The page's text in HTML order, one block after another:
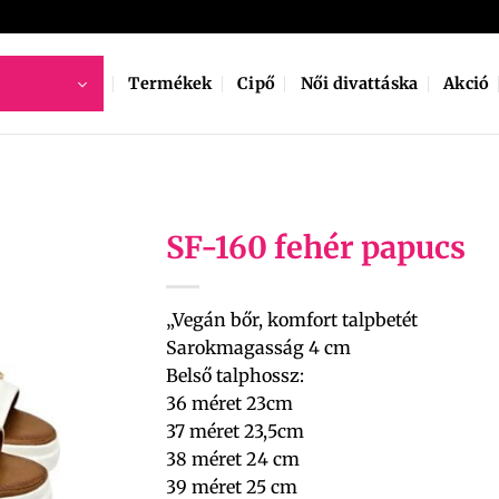
Termékek Cipő Női divattáska Akció
SF-160 fehér papucs
„Vegán bőr, komfort talpbetét
Sarokmagasság 4 cm
Belső talphossz:
36 méret 23cm
37 méret 23,5cm
38 méret 24 cm
39 méret 25 cm